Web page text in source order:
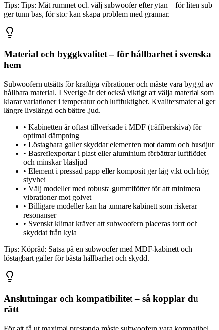
Tips: Tips: Mät rummet och välj subwoofer efter ytan – för liten sub
ger tunn bas, för stor kan skapa problem med grannar.
Material och byggkvalitet – för hållbarhet i svenska
hem
Subwoofern utsätts för kraftiga vibrationer och måste vara byggd av
hållbara material. I Sverige är det också viktigt att välja material som
klarar variationer i temperatur och luftfuktighet. Kvalitetsmaterial ger
längre livslängd och bättre ljud.
• Kabinetten är oftast tillverkade i MDF (träfiberskiva) för
optimal dämpning
• Löstagbara galler skyddar elementen mot damm och husdjur
• Basreflexportar i plast eller aluminium förbättrar luftflödet
och minskar blåsljud
• Element i pressad papp eller komposit ger låg vikt och hög
styvhet
• Välj modeller med robusta gummifötter för att minimera
vibrationer mot golvet
• Billigare modeller kan ha tunnare kabinett som riskerar
resonanser
• Svenskt klimat kräver att subwoofern placeras torrt och
skyddat från kyla
Tips: Köpråd: Satsa på en subwoofer med MDF-kabinett och
löstagbart galler för bästa hållbarhet och skydd.
Anslutningar och kompatibilitet – så kopplar du
rätt
För att få ut maximal prestanda måste subwoofern vara kompatibel